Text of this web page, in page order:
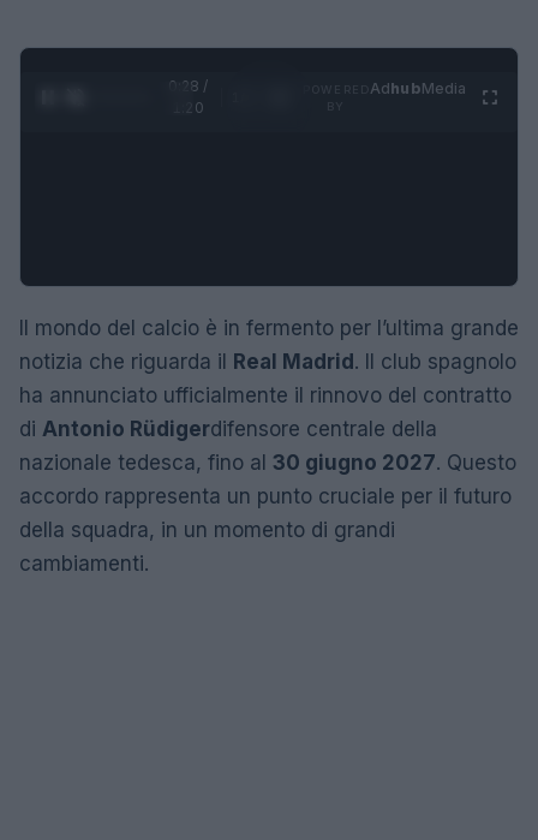
0:29 /
1:20
AdhubMedia
Il mondo del calcio è in fermento per l’ultima grande
notizia che riguarda il
Real Madrid . Il club spagnolo
ha annunciato ufficialmente il rinnovo del contratto
di Antonio Rüdigerdifensore centrale della
nazionale tedesca, fino al 30 giugno 2027. Questo
accordo rappresenta un punto cruciale per il futuro
della squadra, in un momento di grandi
cambiamenti.